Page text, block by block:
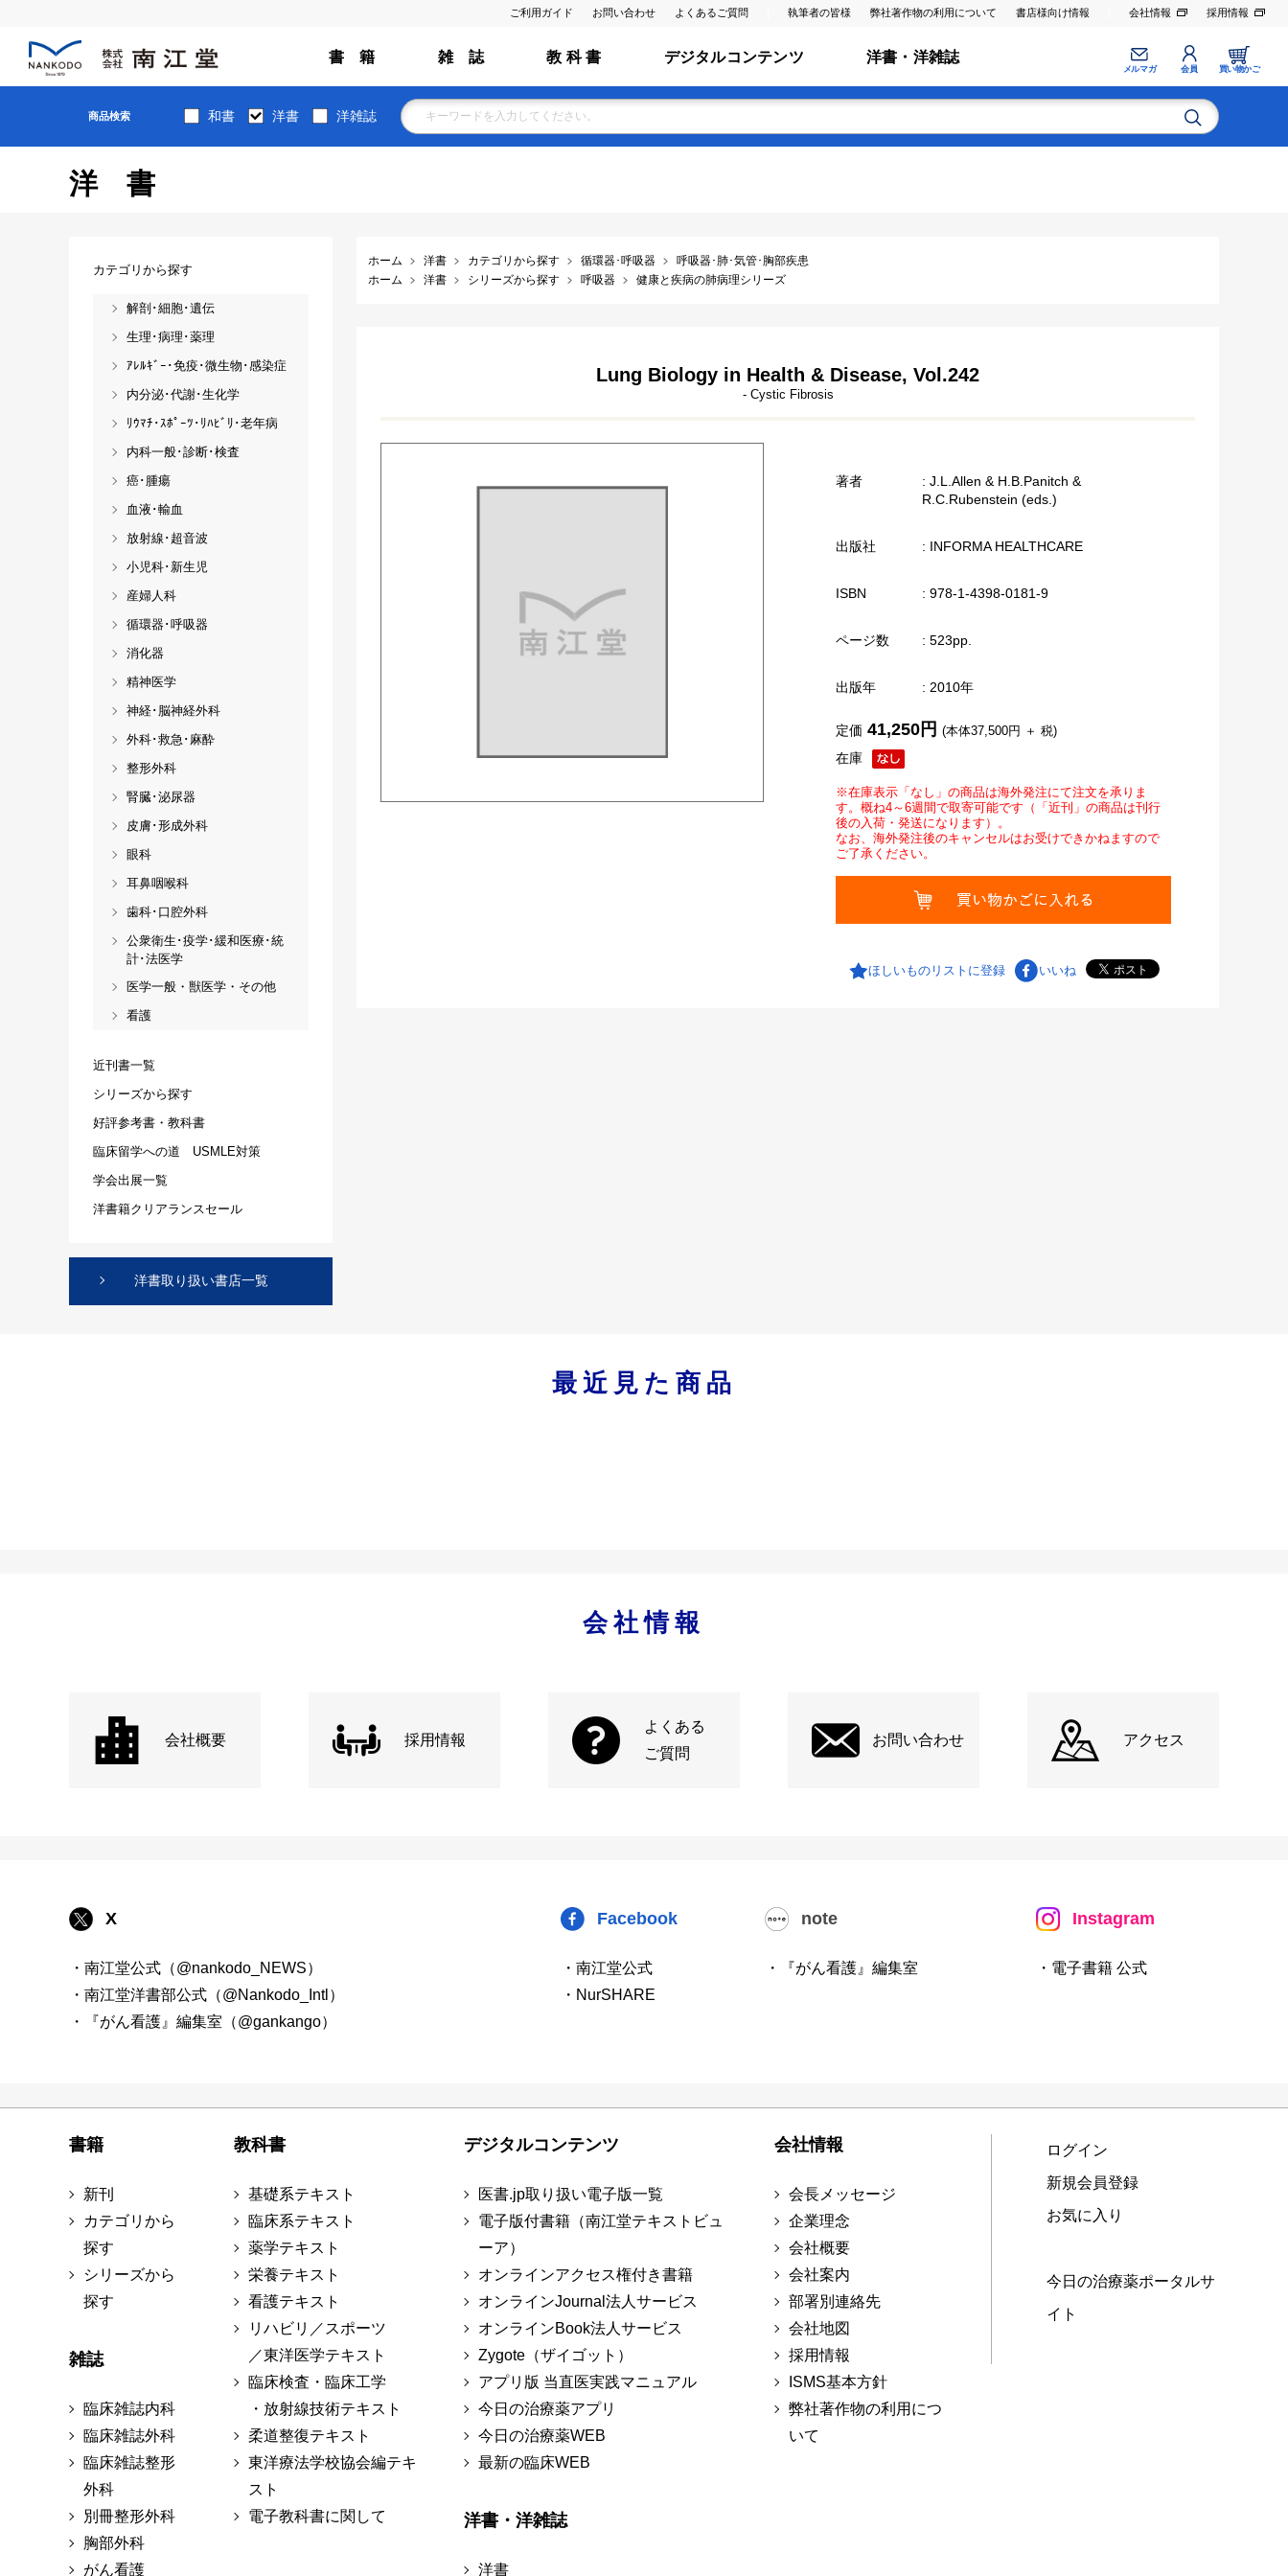
ご利用ガイド お問い合わせ よくあるご質問 執筆者の皆様 弊社著作物の利用について 書店様向け情報 会社情報 採用情報
書 籍 雑 誌 教 科 書 デジタルコンテンツ 洋書・洋雑誌
メルマガ 会員 買い物かご
商品検索 和書 洋書 洋雑誌
洋書
ホーム 洋書 カテゴリから探す 循環器･呼吸器
呼吸器･肺･気管･胸部疾患
ホーム
洋書 シリーズから探す 呼吸器 健康と疾病の肺病理シリーズ
Lung Biology in Health & Disease, Vol.242
- Cystic Fibrosis
著者
: J.L.Allen & H.B.Panitch &
R.C.Rubenstein (eds.)
出版社 : INFORMA HEALTHCARE
ISBN : 978-1-4398-0181-9
ページ数 : 523pp.
出版年 : 2010年
在庫
定価 41,250円 (本体37,500円 ＋ 税)
※在庫表示「なし」の商品は海外発注にて注文を承りま
す。概ね4～6週間で取寄可能です（「近刊」の商品は刊行
後の入荷・発送になります）。
なお、海外発注後のキャンセルはお受けできかねますので
ご了承ください。
ほしいものリストに登録 いいね
カテゴリから探す
解剖･細胞･遺伝
生理･病理･薬理
ｱﾚﾙｷﾞｰ･免疫･微生物･感染症
内分泌･代謝･生化学
ﾘｳﾏﾁ･ｽﾎﾟｰﾂ･ﾘﾊﾋﾞﾘ･老年病
内科一般･診断･検査
癌･腫瘍
血液･輸血
放射線･超音波
小児科･新生児
産婦人科
循環器･呼吸器
消化器
精神医学
神経･脳神経外科
外科･救急･麻酔
整形外科
腎臓･泌尿器
皮膚･形成外科
眼科
耳鼻咽喉科
歯科･口腔外科
公衆衛生･疫学･緩和医療･統
計･法医学
医学一般・獣医学・その他
看護
近刊書一覧
シリーズから探す
好評参考書・教科書
臨床留学への道 USMLE対策
学会出展一覧
洋書籍クリアランスセール
洋書取り扱い書店一覧
最近見た商品
会社情報
会社概要 採用情報
よくある
ご質問
お問い合わせ アクセス
X
・南江堂公式（@nankodo_NEWS）
・南江堂洋書部公式（@Nankodo_Intl）
・『がん看護』編集室（@gankango）
Facebook
・南江堂公式
・NurSHARE
note
・『がん看護』編集室
Instagram
・電子書籍 公式
書籍
新刊
カテゴリから
探す
シリーズから
探す
雑誌
臨床雑誌内科
臨床雑誌外科
臨床雑誌整形
外科
別冊整形外科
胸部外科
がん看護
教科書
基礎系テキスト
臨床系テキスト
薬学テキスト
栄養テキスト
看護テキスト
リハビリ／スポーツ
／東洋医学テキスト
臨床検査・臨床工学
・放射線技術テキスト
柔道整復テキスト
東洋療法学校協会編テキ
スト
電子教科書に関して
デジタルコンテンツ
医書.jp取り扱い電子版一覧
電子版付書籍（南江堂テキストビュ
ーア）
オンラインアクセス権付き書籍
オンラインJournal法人サービス
オンラインBook法人サービス
Zygote（ザイゴット）
アプリ版 当直医実践マニュアル
今日の治療薬アプリ
今日の治療薬WEB
最新の臨床WEB
洋書・洋雑誌
洋書
会社情報
会長メッセージ
企業理念
会社概要
会社案内
部署別連絡先
会社地図
採用情報
ISMS基本方針
弊社著作物の利用につ
いて
ログイン
新規会員登録
お気に入り
今日の治療薬ポータルサ
イト